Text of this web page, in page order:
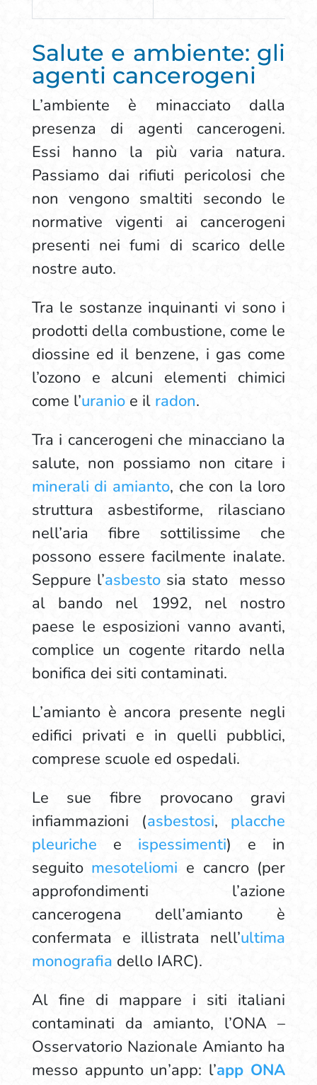
Salute e ambiente: gli
agenti cancerogeni
L’ambiente è minacciato dalla
presenza di agenti cancerogeni.
Essi hanno la più varia natura.
Passiamo dai rifiuti pericolosi che
non vengono smaltiti secondo le
normative vigenti ai cancerogeni
presenti nei fumi di scarico delle
nostre auto.
Tra le sostanze inquinanti vi sono i
prodotti della combustione, come le
diossine ed il benzene, i gas come
l’ozono e alcuni elementi chimici
come l’uranioe il radon.
Tra i cancerogeni che minacciano la
salute, non possiamo non citare i
minerali di amianto, che con la loro
struttura asbestiforme, rilasciano
nell’aria fibre sottilissime che
possono essere facilmente inalate.
Seppure l’asbestosia stato messo
al bando nel 1992, nel nostro
paese le esposizioni vanno avanti,
complice un cogente ritardo nella
bonifica dei siti contaminati.
L’amianto è ancora presente negli
edifici privati e in quelli pubblici,
comprese scuole ed ospedali.
Le sue fibre provocano gravi
infiammazioni (asbestosi, placche
pleuriche e ispessimenti) e in
seguito mesoteliomi e cancro (per
approfondimenti l’azione
cancerogena dell’amianto è
confermata e illistrata nell’ultima
monografia dello IARC).
Al fine di mappare i siti italiani
contaminati da amianto, l’ONA –
Osservatorio Nazionale Amianto ha
messo appunto un’app: l’app ONA